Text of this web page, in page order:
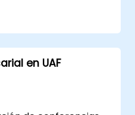
(MBSE) y las
en UAF